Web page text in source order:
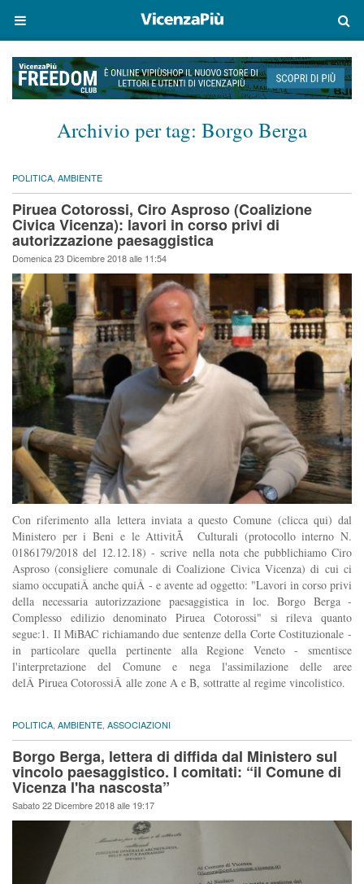
Archivio per tag: Borgo Berga
POLITICA, AMBIENTE
Piruea Cotorossi, Ciro Asproso (Coalizione
Civica Vicenza): lavori in corso privi di
autorizzazione paesaggistica
Domenica 23 Dicembre 2018 alle 11:54
Con riferimento alla lettera inviata a questo Comune (clicca qui) dal
Ministero per i Beni e le AttivitÃ Culturali (protocollo interno N.
0186179/2018 del 12.12.18) - scrive nella nota che pubblichiamo Ciro
Asproso (consigliere comunale di Coalizione Civica Vicenza) di cui ci
siamo occupatiÂ anche quiÂ - e avente ad oggetto: "Lavori in corso privi
della necessaria autorizzazione paesaggistica in loc. Borgo Berga -
Complesso edilizio denominato Piruea Cotorossi" si rileva quanto
segue:1. Il MiBAC richiamando due sentenze della Corte Costituzionale -
in particolare quella pertinente alla Regione Veneto - smentisce
l'interpretazione del Comune e nega l'assimilazione delle aree
delÂ Piruea CotorossiÂ alle zone A e B, sottratte al regime vincolistico.
POLITICA AMBIENTE ASSOCIAZIONI
Borgo Berga, lettera di diffida dal Ministero sul
vincolo paesaggistico. I comitati: “il Comune di
Vicenza l'ha nascosta”
Sabato 22 Dicembre 2018 alle 19:17